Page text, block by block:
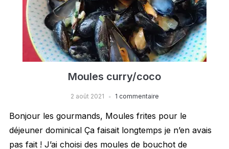
Moules curry/coco
2 août 2021 1 commentaire
Bonjour les gourmands, Moules frites pour le
déjeuner dominical Ça faisait longtemps je n’en avais
pas fait ! J’ai choisi des moules de bouchot de